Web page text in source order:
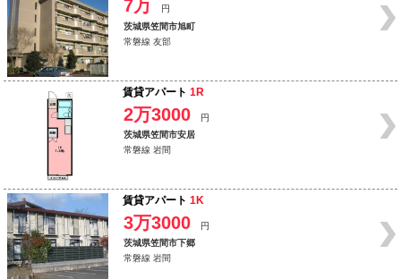
7万
円
茨城県笠間市旭町
常磐線 友部
賃貸アパート 1R
2万3000
円
茨城県笠間市安居
常磐線 岩間
賃貸アパート 1K
3万3000
円
茨城県笠間市下郷
常磐線 岩間